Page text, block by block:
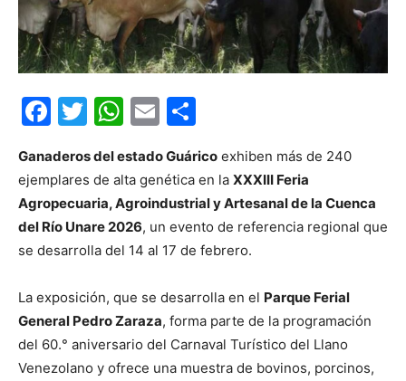
Facebook
Twitter
WhatsApp
Email
Ganaderos del estado Guárico exhiben más de 240
ejemplares de alta genética en la XXXIII Feria
Agropecuaria, Agroindustrial y Artesanal de la Cuenca
del Río Unare 2026, un evento de referencia regional que
se desarrolla del 14 al 17 de febrero.
La exposición, que se desarrolla en el Parque Ferial
General Pedro Zaraza, forma parte de la programación
del 60.° aniversario del Carnaval Turístico del Llano
Venezolano y ofrece una muestra de bovinos, porcinos,